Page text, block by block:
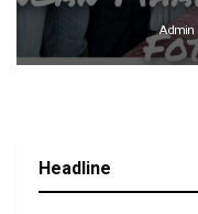
Admin
Headline